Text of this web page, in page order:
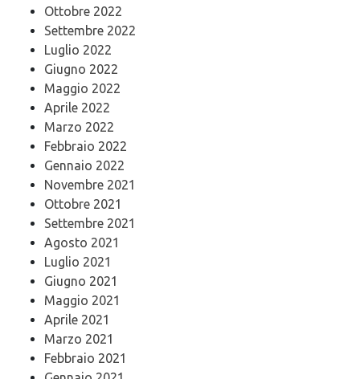
Ottobre 2022
Settembre 2022
Luglio 2022
Giugno 2022
Maggio 2022
Aprile 2022
Marzo 2022
Febbraio 2022
Gennaio 2022
Novembre 2021
Ottobre 2021
Settembre 2021
Agosto 2021
Luglio 2021
Giugno 2021
Maggio 2021
Aprile 2021
Marzo 2021
Febbraio 2021